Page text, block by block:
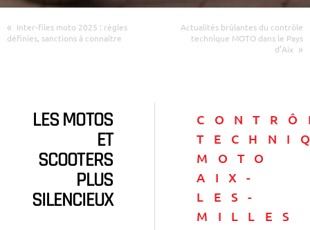
«
Inter-files moto 2025 : règles
définies, sanctions à connaître
Actualités brûlantes du contrôle
technique MOTO dans le Pays
d’Aix
»
LES MOTOS
ET
SCOOTERS
PLUS
SILENCIEUX
MOTO
AIX-
LES-
MILLES